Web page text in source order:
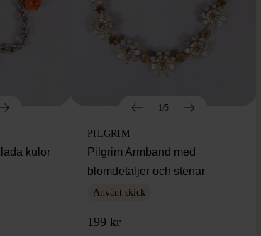
kulor
1/5
PILGRIM
Pilgrim Armband med
blomdetaljer och stenar
Använt skick
199 kr